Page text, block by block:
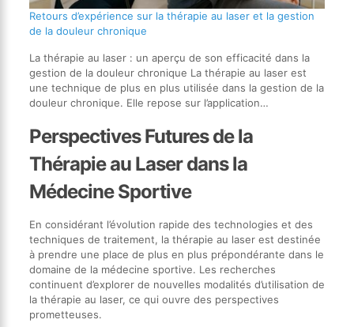
Retours d’expérience sur la thérapie au laser et la gestion
de la douleur chronique
La thérapie au laser : un aperçu de son efficacité dans la
gestion de la douleur chronique La thérapie au laser est
une technique de plus en plus utilisée dans la gestion de la
douleur chronique. Elle repose sur l’application…
Perspectives Futures de la
Thérapie au Laser dans la
Médecine Sportive
En considérant l’évolution rapide des technologies et des
techniques de traitement, la thérapie au laser est destinée
à prendre une place de plus en plus prépondérante dans le
domaine de la médecine sportive. Les recherches
continuent d’explorer de nouvelles modalités d’utilisation de
la thérapie au laser, ce qui ouvre des perspectives
prometteuses.